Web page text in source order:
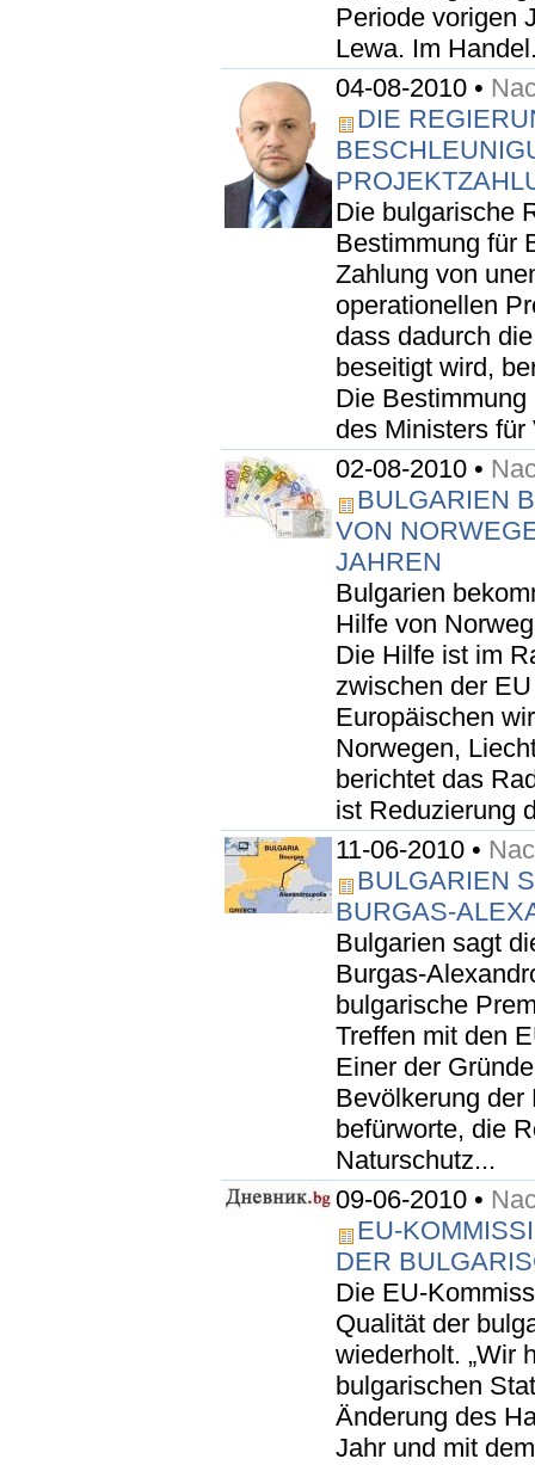
Periode vorigen
Lewa. Im
04-08-2010 •
DIE
Die bulgarische
Bestimmung für
Zahlung von
operationellen
dass dadurch
beseitigt wird,
Die
des Ministers für
02-08-2010 •
BULGARIEN
VON
JAHREN
Bulgarien
Hilfe von
Die Hilfe ist im
zwischen der
Europäischen
Norwegen,
berichtet das
ist Reduzierung
11-06-2010 •
BULGARIEN
BURGAS-
Bulgarien sagt
Burgas-
bulgarische
Treffen mit den
Einer der
Bevölkerung der
befürworte, die
Naturschutz...
09-06-2010 •
EU-
DER
Die EU-
Qualität der
wiederholt. „Wir
bulgarischen
Änderung des
Jahr und mit